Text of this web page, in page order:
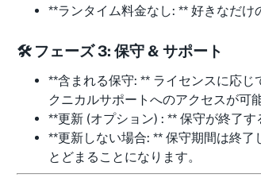
**ランタイム料金なし: ** 好きなだけ
🛠️ フェーズ 3: 保守 & サポート
**含まれる保守: ** ライセンスに応じ
クニカルサポートへのアクセスが可
**更新 (オプション) : ** 保守が終了
**更新しない場合: ** 保守期間は終了
とどまることになります。